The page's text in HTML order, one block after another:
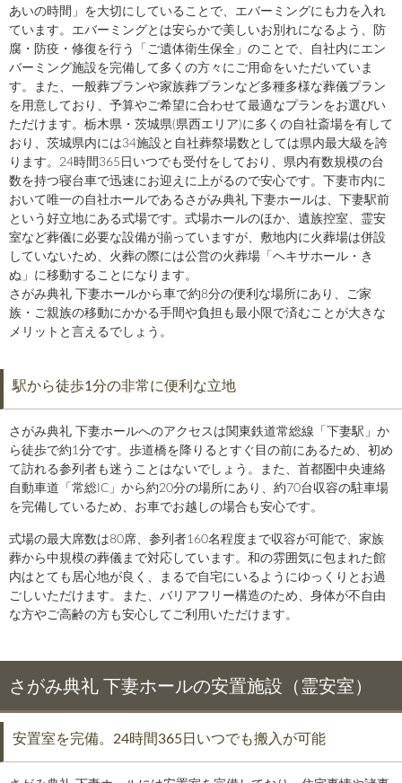
あいの時間」を大切にしていることで、エバーミングにも力を入れ
ています。エバーミングとは安らかで美しいお別れになるよう、防
腐・防疫・修復を行う「ご遺体衛生保全」のことで、自社内にエン
バーミング施設を完備して多くの方々にご用命をいただいていま
す。また、一般葬プランや家族葬プランなど多種多様な葬儀プラン
を用意しており、予算やご希望に合わせて最適なプランをお選びい
ただけます。栃木県・茨城県(県西エリア)に多くの自社斎場を有して
おり、茨城県内には34施設と自社葬祭場数としては県内最大級を誇
ります。24時間365日いつでも受付をしており、県内有数規模の台
数を持つ寝台車で迅速にお迎えに上がるので安心です。下妻市内に
おいて唯一の自社ホールであるさがみ典礼 下妻ホールは、下妻駅前
という好立地にある式場です。式場ホールのほか、遺族控室、霊安
室など葬儀に必要な設備が揃っていますが、敷地内に火葬場は併設
していないため、火葬の際には公営の火葬場「ヘキサホール・き
ぬ」に移動することになります。
さがみ典礼 下妻ホールから車で約8分の便利な場所にあり、ご家
族・ご親族の移動にかかる手間や負担も最小限で済むことが大きな
メリットと言えるでしょう。
駅から徒歩1分の非常に便利な立地
さがみ典礼 下妻ホールへのアクセスは関東鉄道常総線「下妻駅」か
ら徒歩で約1分です。歩道橋を降りるとすぐ目の前にあるため、初め
て訪れる参列者も迷うことはないでしょう。また、首都圏中央連絡
自動車道「常総IC」から約20分の場所にあり、約70台収容の駐車場
を完備しているため、お車でお越しの場合も安心です。
式場の最大席数は80席、参列者160名程度まで収容が可能で、家族
葬から中規模の葬儀まで対応しています。和の雰囲気に包まれた館
内はとても居心地が良く、まるで自宅にいるようにゆっくりとお過
ごしいただけます。また、バリアフリー構造のため、身体が不自由
な方やご高齢の方も安心してご利用いただけます。
さがみ典礼 下妻ホールの安置施設（霊安室）
安置室を完備。24時間365日いつでも搬入が可能